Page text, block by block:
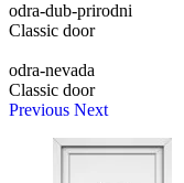
odra-dub-prirodni
Classic door
odra-nevada
Classic door
Previous Next